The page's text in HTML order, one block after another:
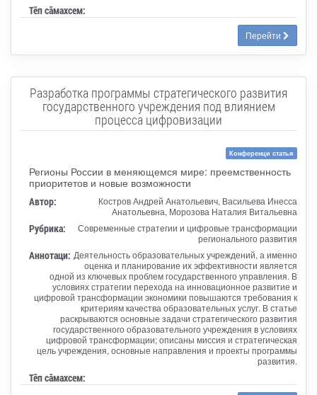
Тӗп сӑмахсем:
Перейти
Разработка программы стратегического развития
государственного учреждения под влиянием
процесса цифровизации
Конференци статья
Регионы России в меняющемся мире: преемственность
приоритетов и новые возможности
Автор:
Костров Андрей Анатольевич, Васильева Инесса
Анатольевна, Морозова Наталия Витальевна
Рубрика:
Современные стратегии и цифровые трансформации
регионального развития
Аннотаци: Деятельность образовательных учреждений, а именно
оценка и планирование их эффективности является
одной из ключевых проблем государственного управления. В
условиях стратегии перехода на инновационное развитие и
цифровой трансформации экономики повышаются требования к
критериям качества образовательных услуг. В статье
раскрываются основные задачи стратегического развития
государственного образовательного учреждения в условиях
цифровой трансформации; описаны миссия и стратегическая
цель учреждения, основные направления и проекты программы
развития.
Тӗп сӑмахсем: